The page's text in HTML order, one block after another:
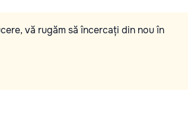
vă rugăm să încercați din nou în